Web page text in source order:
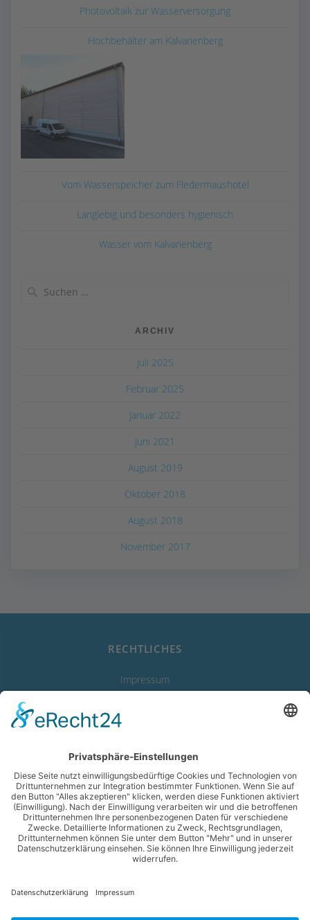
Photovoltaik zur Wasserversorgung
Hochbehälter am Kalvarienberg
Vom Wasserspeicher zum Fledermaushotel
Langlebig und besonders hygienisch
Wasser vom Kalvarienberg
ARCHIV
Juli 2025
Februar 2025
Januar 2022
Juni 2021
August 2019
Oktober 2018
August 2018
November 2017
RECHTLICHES
Impressum
Erklärung zur Barrierefreiheit
LINKS
Abwasserverband
Starnberger See
Wassergewinnung Vierseenland
Gemeinde Pöcking